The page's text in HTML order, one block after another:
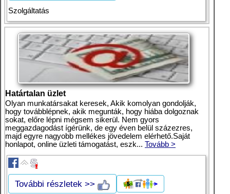
Szolgáltatás
Határtalan üzlet
Olyan munkatársakat keresek, Akik komolyan gondolják,
hogy továbblépnek, akik megunták, hogy hiába dolgoznak
sokat, előre lépni mégsem sikerül. Nem gyors
meggazdagodást ígérünk, de egy éven belül százezres,
majd egyre nagyobb mellékes jövedelem elérhető.Saját
honlapot, online üzleti támogatást, eszk... Tovább >
További részletek >>